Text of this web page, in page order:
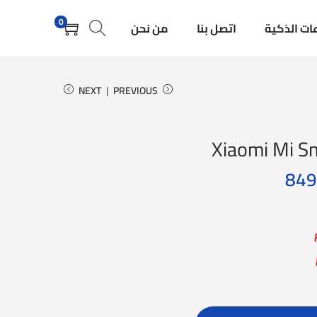
الذكية اتصل بنا من نحن 0
PREVIOUS
NEXT
Xiaomi Mi